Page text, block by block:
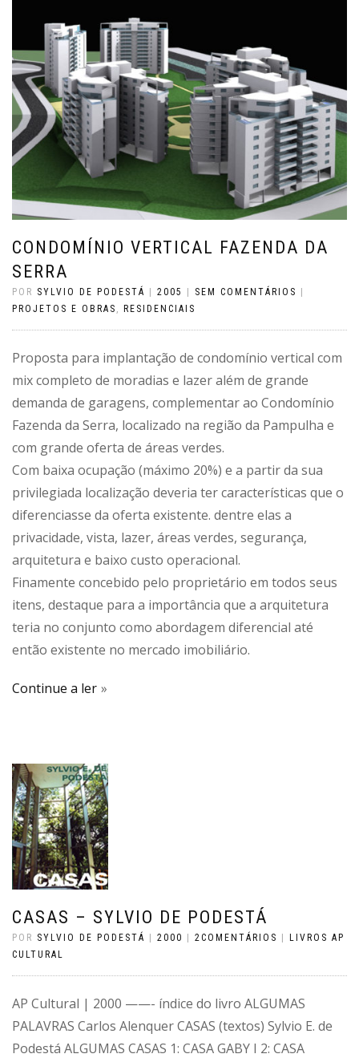
CONDOMÍNIO VERTICAL FAZENDA DA
SERRA
POR SYLVIO DE PODESTÁ | 2005 | SEM COMENTÁRIOS |
PROJETOS E OBRAS
RESIDENCIAIS
Proposta para implantação de condomínio vertical com
mix completo de moradias e lazer além de grande
demanda de garagens, complementar ao Condomínio
Fazenda da Serra, localizado na região da Pampulha e
com grande oferta de áreas verdes.
Com baixa ocupação (máximo 20%) e a partir da sua
privilegiada localização deveria ter características que o
diferenciasse da oferta existente. dentre elas a
privacidade, vista, lazer, áreas verdes, segurança,
arquitetura e baixo custo operacional.
Finamente concebido pelo proprietário em todos seus
itens, destaque para a importância que a arquitetura
teria no conjunto como abordagem diferencial até
então existente no mercado imobiliário.
Continue a ler
CASAS – SYLVIO DE PODESTÁ
POR SYLVIO DE PODESTÁ | 2000 | 2COMENTÁRIOS | LIVROS AP
CULTURAL
AP Cultural | 2000 ——- índice do livro ALGUMAS
PALAVRAS Carlos Alenquer CASAS (textos) Sylvio E. de
Podestá ALGUMAS CASAS 1: CASA GABY I 2: CASA